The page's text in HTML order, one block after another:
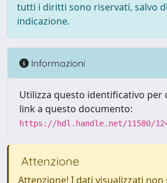
tutti i diritti sono riservati, salvo
indicazione.
Informazioni
Utilizza questo identificativo per
link a questo documento:
https://hdl.handle.net/11580/
Attenzione
Attenzione! I dati visualizzati non